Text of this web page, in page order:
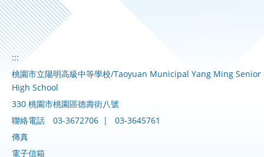
:::
桃園市立陽明高級中等學校/Taoyuan Municipal Yang Ming Senior
High School
330 桃園市桃園區德壽街八號
聯絡電話
03-3672706 |
03-3645761
傳真
電子信箱